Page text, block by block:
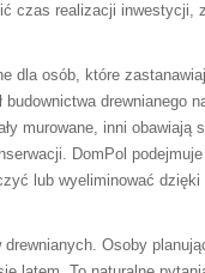
czas realizacji inwestycji,
dla osób, które
drewnianego
murowane, inni obawiają
DomPol
lub wyeliminować dzięki
Osoby